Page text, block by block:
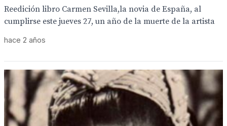
Reedición libro Carmen Sevilla,la novia de España, al
cumplirse este jueves 27, un año de la muerte de la artista
hace 2 años